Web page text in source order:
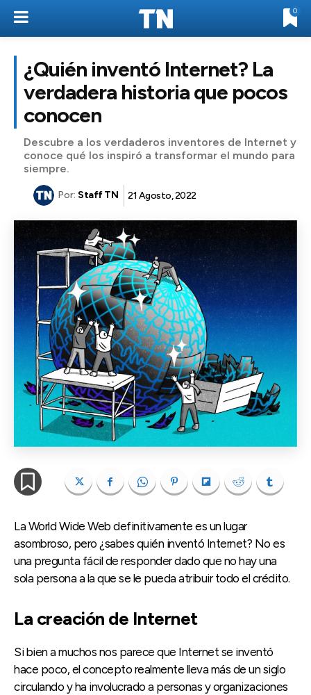
0
¿Quién inventó Internet? La
verdadera historia que pocos
conocen
Descubre a los verdaderos inventores de Internet y
conoce qué los inspiró a transformar el mundo para
siempre.
Por: Staff TN 21 Agosto, 2022
La World Wide Web definitivamente es un lugar
asombroso, pero ¿sabes quién inventó Internet? No es
una pregunta fácil de responder dado que no hay una
sola persona a la que se le pueda atribuir todo el crédito.
La creación de Internet
Si bien a muchos nos parece que Internet se inventó
hace poco, el concepto realmente lleva más de un siglo
circulando y ha involucrado a personas y organizaciones